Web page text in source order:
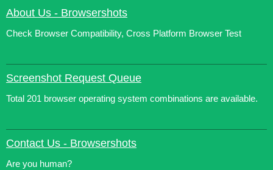
About Us - Browsershots
Check Browser Compatibility, Cross Platform Browser Test
Screenshot Request Queue
Total 201 browser operating system combinations are available.
Contact Us - Browsershots
Are you human?